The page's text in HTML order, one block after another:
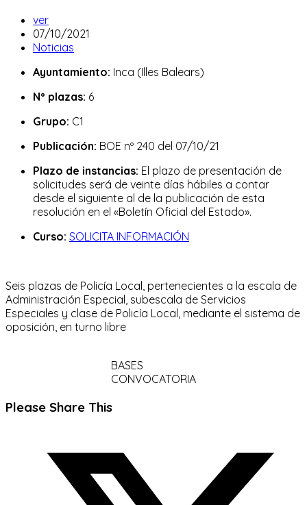
Autor
de
la
ver
Publicación
de
entrada:
07/10/2021
Categoría
la
Noticias
Ayuntamiento: Inca (Illes Balears)
Nº plazas: 6
Grupo: C1
Publicación: BOE nº 240 del 07/10/21
Plazo de instancias: El plazo de presentación de
solicitudes será de veinte días hábiles a contar
desde el siguiente al de la publicación de esta
resolución en el «Boletín Oficial del Estado».
Curso: SOLICITA INFORMACIÓN
Seis plazas de Policía Local, pertenecientes a la escala de
Administración Especial, subescala de Servicios
Especiales y clase de Policía Local, mediante el sistema de
oposición, en turno libre
BASES
CONVOCATORIA
Please Share ThisCompartir